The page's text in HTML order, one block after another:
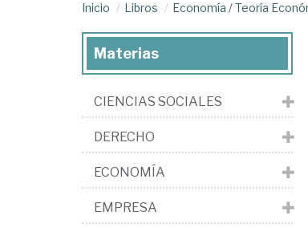
Inicio Libros Economía /Teoría
Materias
CIENCIAS SOCIALES
DERECHO
ECONOMÍA
EMPRESA